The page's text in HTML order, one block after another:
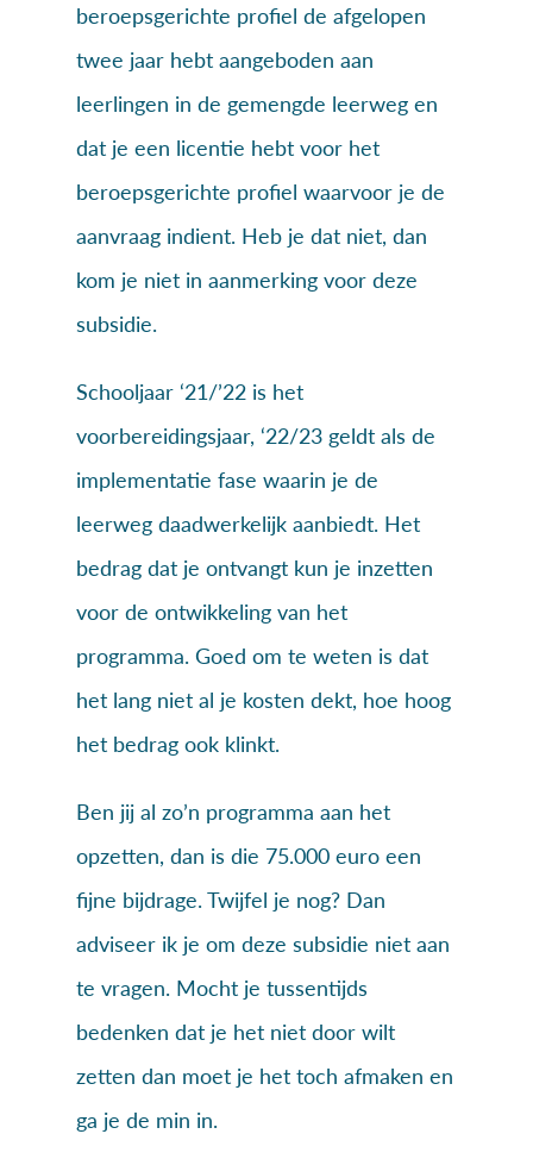
beroepsgerichte profiel de afgelopen
twee jaar hebt aangeboden aan
leerlingen in de gemengde leerweg en
dat je een licentie hebt voor het
beroepsgerichte profiel waarvoor je de
aanvraag indient. Heb je dat niet, dan
kom je niet in aanmerking voor deze
subsidie.
Schooljaar ‘21/’22 is het
voorbereidingsjaar, ‘22/23 geldt als de
implementatie fase waarin je de
leerweg daadwerkelijk aanbiedt. Het
bedrag dat je ontvangt kun je inzetten
voor de ontwikkeling van het
programma. Goed om te weten is dat
het lang niet al je kosten dekt, hoe hoog
het bedrag ook klinkt.
Ben jij al zo’n programma aan het
opzetten, dan is die 75.000 euro een
fijne bijdrage. Twijfel je nog? Dan
adviseer ik je om deze subsidie niet aan
te vragen. Mocht je tussentijds
bedenken dat je het niet door wilt
zetten dan moet je het toch afmaken en
ga je de min in.